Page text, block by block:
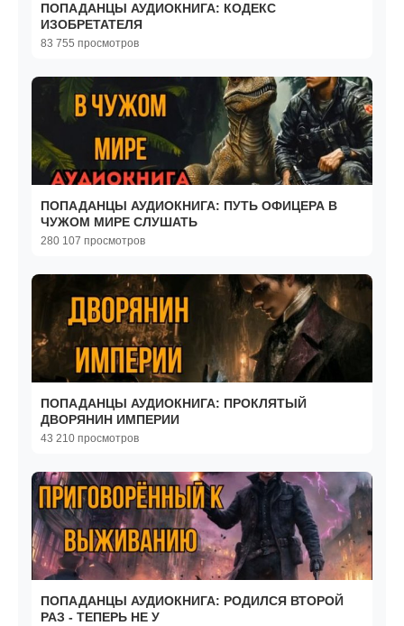
ПОПАДАНЦЫ АУДИОКНИГА: КОДЕКС
ИЗОБРЕТАТЕЛЯ
83 755 просмотров
ПОПАДАНЦЫ АУДИОКНИГА: ПУТЬ ОФИЦЕРА В
ЧУЖОМ МИРЕ СЛУШАТЬ
280 107 просмотров
ПОПАДАНЦЫ АУДИОКНИГА: ПРОКЛЯТЫЙ
ДВОРЯНИН ИМПЕРИИ
43 210 просмотров
ПОПАДАНЦЫ АУДИОКНИГА: РОДИЛСЯ ВТОРОЙ
РАЗ - ТЕПЕРЬ НЕ У